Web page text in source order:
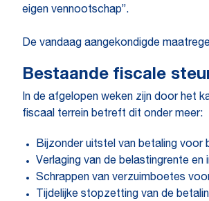
eigen vennootschap”.
De vandaag aangekondigde
Bestaande fiscale
In de afgelopen weken zijn door het
fiscaal terrein betreft dit onder meer:
Bijzonder uitstel van betaling voor
Verlaging van de belastingrente en
Schrappen van verzuimboetes
Tijdelijke stopzetting van de